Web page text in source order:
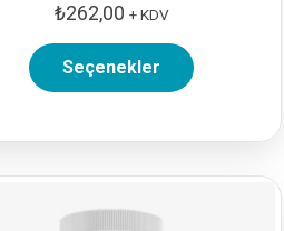
₺262,00 + KDV
Seçenekler